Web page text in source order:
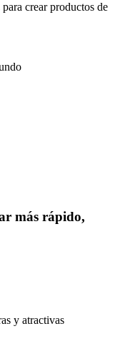
crear productos de
más rápido,
y atractivas